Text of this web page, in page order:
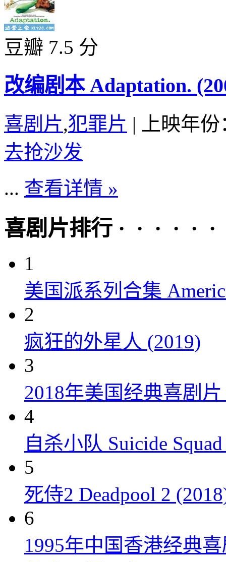
豆瓣 7.5 分
改编剧本 Adaptation.
喜剧片,犯罪片 |
上映年
去抢沙发
... 查看详情 »
喜剧片排行 · · · · · ·
1
美国派系列合集
2
疯狂的外星人 (2019)
3
2018年美国经典喜剧
4
自杀小队 Suicide
5
死侍2 Deadpool 2
6
1995年中国香港经典